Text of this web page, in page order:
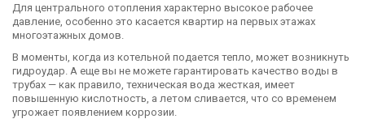
Для центрального отопления характерно высокое рабочее
давление, особенно это касается квартир на первых этажах
многоэтажных домов.
В моменты, когда из котельной подается тепло, может возникнуть
гидроудар. А еще вы не можете гарантировать качество воды в
трубах — как правило, техническая вода жесткая, имеет
повышенную кислотность, а летом сливается, что со временем
угрожает появлением коррозии.